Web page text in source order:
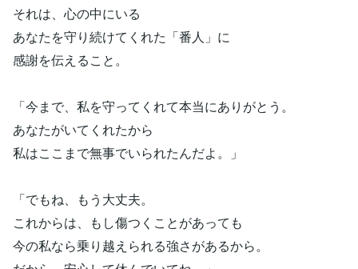
それは、心の中にいる
あなたを守り続けてくれた「番人」に
感謝を伝えること。
「今まで、私を守ってくれて本当にありがとう。
あなたがいてくれたから
私はここまで無事でいられたんだよ。」
「でもね、もう大丈夫。
これからは、もし傷つくことがあっても
今の私なら乗り越えられる強さがあるから。